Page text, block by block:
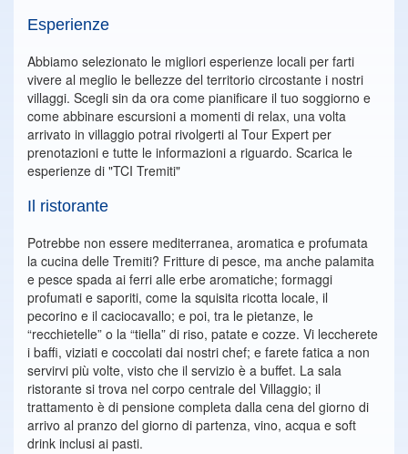
Esperienze
Abbiamo selezionato le migliori esperienze locali per farti
vivere al meglio le bellezze del territorio circostante i nostri
villaggi. Scegli sin da ora come pianificare il tuo soggiorno e
come abbinare escursioni a momenti di relax, una volta
arrivato in villaggio potrai rivolgerti al Tour Expert per
prenotazioni e tutte le informazioni a riguardo. Scarica le
esperienze di "TCI Tremiti"
Il ristorante
Potrebbe non essere mediterranea, aromatica e profumata
la cucina delle Tremiti? Fritture di pesce, ma anche palamita
e pesce spada ai ferri alle erbe aromatiche; formaggi
profumati e saporiti, come la squisita ricotta locale, il
pecorino e il caciocavallo; e poi, tra le pietanze, le
“recchietelle” o la “tiella” di riso, patate e cozze. Vi leccherete
i baffi, viziati e coccolati dai nostri chef; e farete fatica a non
servirvi più volte, visto che il servizio è a buffet. La sala
ristorante si trova nel corpo centrale del Villaggio; il
trattamento è di pensione completa dalla cena del giorno di
arrivo al pranzo del giorno di partenza, vino, acqua e soft
drink inclusi ai pasti.